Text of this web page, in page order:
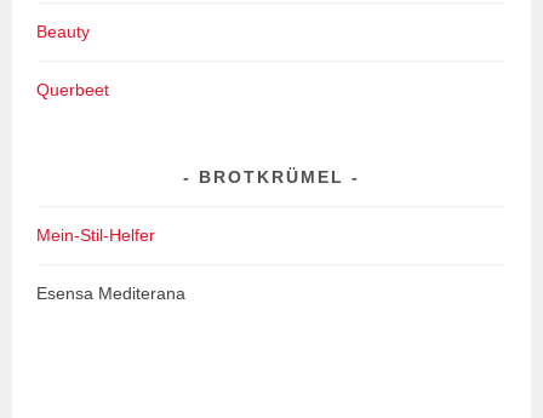
Beauty
Querbeet
BROTKRÜMEL
Mein-Stil-Helfer
Esensa Mediterana